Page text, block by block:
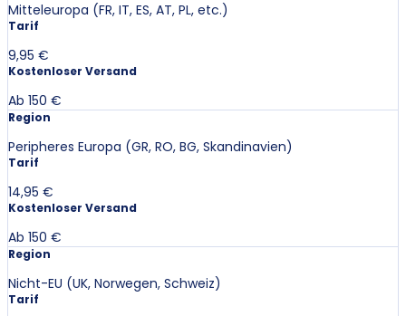
Mitteleuropa (FR, IT, ES, AT, PL, etc.)
Tarif
9,95 €
Kostenloser Versand
Ab 150 €
Region
Peripheres Europa (GR, RO, BG, Skandinavien)
Tarif
14,95 €
Kostenloser Versand
Ab 150 €
Region
Nicht-EU (UK, Norwegen, Schweiz)
Tarif